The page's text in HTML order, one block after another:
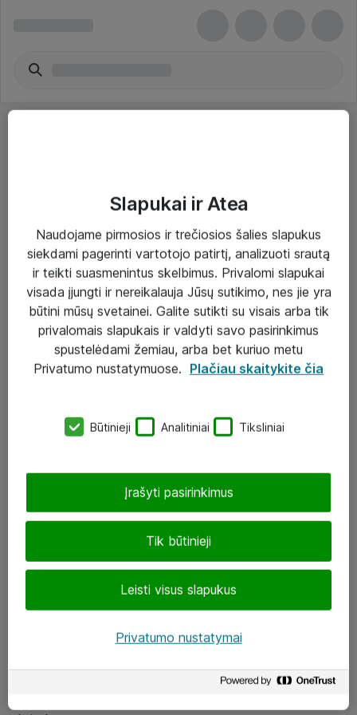
Paslaugos
Sprendimai
Įgyvendinti projektai
Atea ekspertų patarimai verslui
eShop@atea.lt
LinkedIn
Slapukai ir Atea
Naudojame pirmosios ir trečiosios šalies slapukus
siekdami pagerinti vartotojo patirtį, analizuoti srautą
ir teikti suasmenintus skelbimus. Privalomi slapukai
visada įjungti ir nereikalauja Jūsų sutikimo, nes jie yra
būtini mūsų svetainei. Galite sutikti su visais arba tik
privalomais slapukais ir valdyti savo pasirinkimus
spustelėdami žemiau, arba bet kuriuo metu
Privatumo nustatymuose. Plačiau skaitykite čia
Būtinieji Analitiniai Tiksliniai
Tik būtinieji
Leisti visus slapukus
Įrašyti pasirinkimus
Privatumo nustatymai